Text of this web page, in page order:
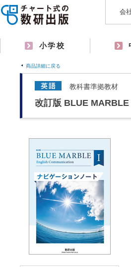
会
小学校
商品詳細に戻る
教科書準拠教材
改訂版 BLUE